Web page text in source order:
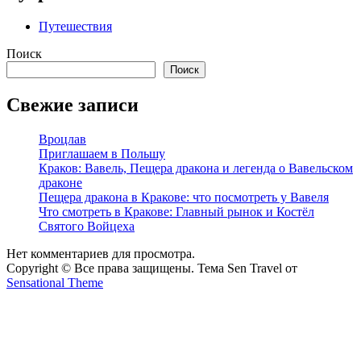
Путешествия
Поиск
Поиск
Свежие записи
Вроцлав
Приглашаем в Польшу
Краков: Вавель, Пещера дракона и легенда о Вавельском
драконе
Пещера дракона в Кракове: что посмотреть у Вавеля
Что смотреть в Кракове: Главный рынок и Костёл
Святого Войцеха
Нет комментариев для просмотра.
Copyright © Все права защищены. Тема Sen Travel от
Sensational Theme